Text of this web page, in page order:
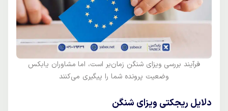
فرآیند بررسی ویزای شنگن زمان‌بر است، اما مشاوران یابکس
وضعیت پرونده شما را پیگیری می‌کنند
دلایل ریجکتی ویزای شنگن